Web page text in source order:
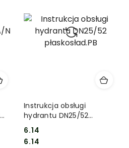
Instrukcja obsługi
hydrantu DN25/52
płaskosład.PB
Cena:
6.14
Cena:
6.14